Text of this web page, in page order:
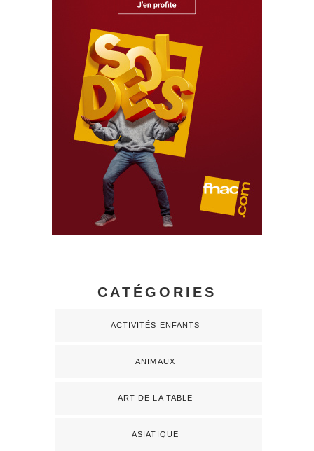
CATÉGORIES
ACTIVITÉS ENFANTS
ANIMAUX
ART DE LA TABLE
ASIATIQUE